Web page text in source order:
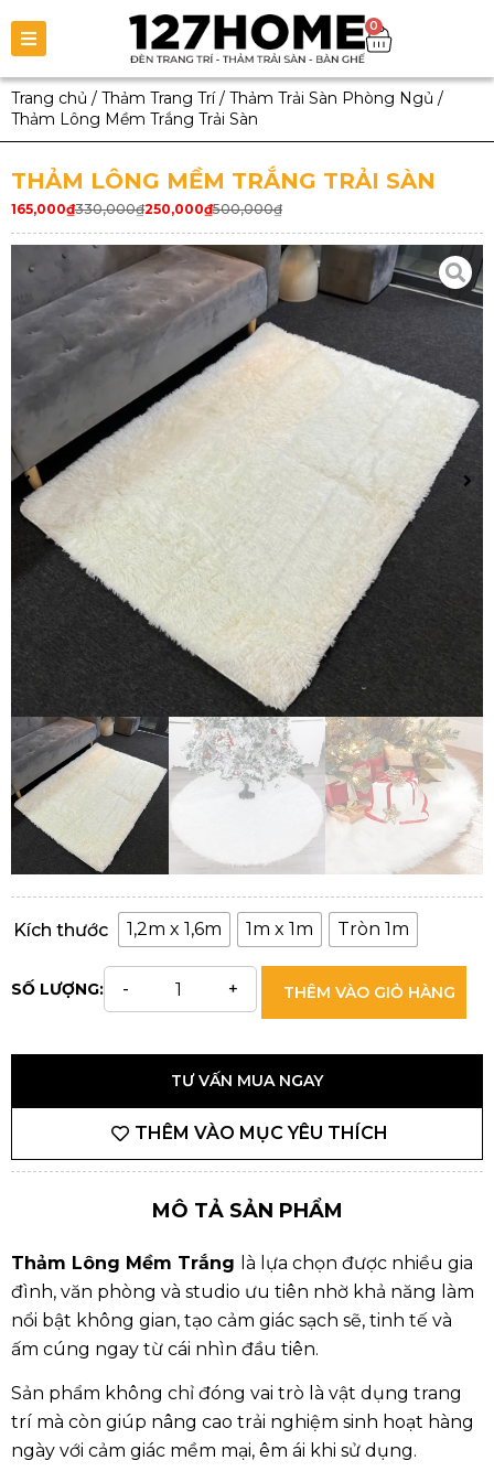
0
Trang chủ / Thảm Trang Trí/ Thảm Trải Sàn Phòng Ngủ /
Thảm Lông Mềm Trắng Trải Sàn
THẢM LÔNG MỀM TRẮNG TRẢI SÀN
330,000₫
165,000₫ 500,000₫
250,000₫
Kích thước 1,2m x 1,6m 1m x 1m Tròn 1m
SỐ LƯỢNG: THÊM VÀO GIỎ HÀNG
TƯ VẤN MUA NGAY
THÊM VÀO MỤC YÊU THÍCH
MÔ TẢ SẢN PHẨM
Thảm Lông Mềm Trắng là lựa chọn được nhiều gia
đình, văn phòng và studio ưu tiên nhờ khả năng làm
nổi bật không gian, tạo cảm giác sạch sẽ, tinh tế và
ấm cúng ngay từ cái nhìn đầu tiên.
Sản phẩm không chỉ đóng vai trò là vật dụng trang
trí mà còn giúp nâng cao trải nghiệm sinh hoạt hàng
ngày với cảm giác mềm mại, êm ái khi sử dụng.